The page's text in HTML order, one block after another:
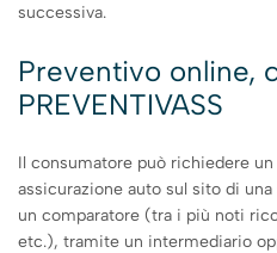
successiva.
Preventivo online,
PREVENTIVASS
Il consumatore può richiedere
assicurazione auto sul sito di
un comparatore (tra i più noti
etc.), tramite un intermediario